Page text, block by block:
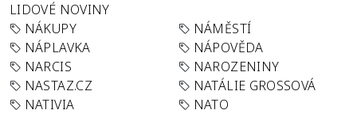
LIDOVÉ NOVINY
NÁKUPY
NÁMĚSTÍ
NÁPLAVKA
NÁPOVĚDA
NARCIS
NAROZENINY
NASTAZ.CZ
NATÁLIE GROSSOVÁ
NATIVIA
NATO